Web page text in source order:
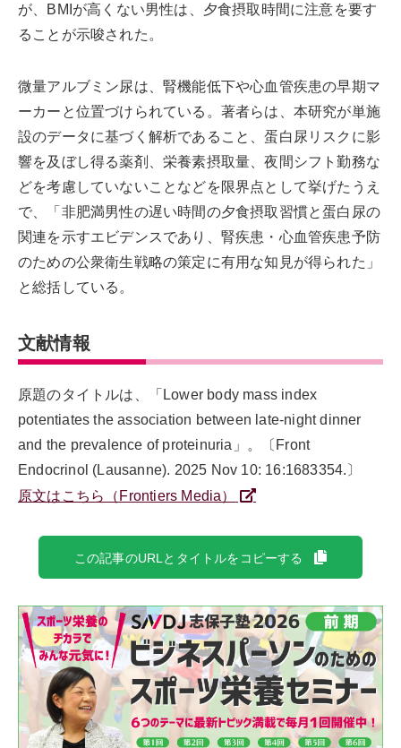
が、BMIが高くない男性は、夕食摂取時間に注意を要す
ることが示唆された。
微量アルブミン尿は、腎機能低下や心血管疾患の早期マ
ーカーと位置づけられている。著者らは、本研究が単施
設のデータに基づく解析であること、蛋白尿リスクに影
響を及ぼし得る薬剤、栄養素摂取量、夜間シフト勤務な
どを考慮していないことなどを限界点として挙げたうえ
で、「非肥満男性の遅い時間の夕食摂取習慣と蛋白尿の
関連を示すエビデンスであり、腎疾患・心血管疾患予防
のための公衆衛生戦略の策定に有用な知見が得られた」
と総括している。
文献情報
原題のタイトルは、「Lower body mass index
potentiates the association between late-night dinner
and the prevalence of proteinuria」。〔Front
Endocrinol (Lausanne). 2025 Nov 10: 16:1683354.〕
原文はこちら（Frontiers Media）
この記事のURLとタイトルをコピーする